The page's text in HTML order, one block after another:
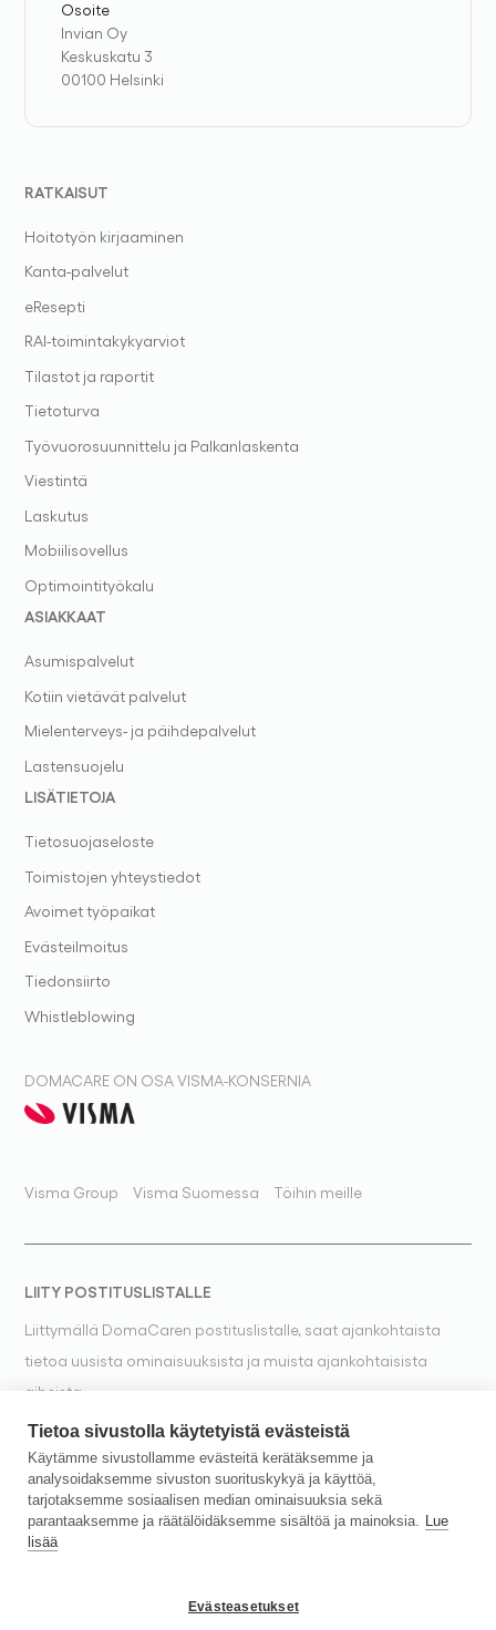
Osoite
Invian Oy
Keskuskatu 3
00100 Helsinki
RATKAISUT
Hoitotyön kirjaaminen
Kanta-palvelut
eResepti
RAI-toimintakykyarviot
Tilastot ja raportit
Tietoturva
Työvuorosuunnittelu ja Palkanlaskenta
Viestintä
Laskutus
Mobiilisovellus
Optimointityökalu
ASIAKKAAT
Asumispalvelut
Kotiin vietävät palvelut
Mielenterveys- ja päihdepalvelut
Lastensuojelu
LISÄTIETOJA
Tietosuojaseloste
Toimistojen yhteystiedot
Avoimet työpaikat
Evästeilmoitus
Tiedonsiirto
Whistleblowing
DOMACARE ON OSA VISMA-KONSERNIA
Visma Group Visma Suomessa Töihin meille
LIITY POSTITUSLISTALLE
Liittymällä DomaCaren postituslistalle, saat ajankohtaista
tietoa uusista ominaisuuksista ja muista ajankohtaisista
aiheista.
Liity postituslistalle
Tietoa sivustolla käytetyistä evästeistä
Käytämme sivustollamme evästeitä kerätäksemme ja
analysoidaksemme sivuston suorituskykyä ja käyttöä,
tarjotaksemme sosiaalisen median ominaisuuksia sekä
parantaaksemme ja räätälöidäksemme sisältöä ja mainoksia. Lue
lisää
Evästeasetukset